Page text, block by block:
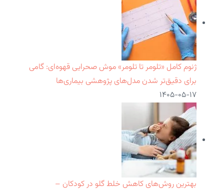
ژنوم کامل «تلومر تا تلومر» موش صحرایی قهوه‌ای: گامی
برای دقیق‌تر شدن مدل‌های پژوهشی بیماری‌ها
۱۴۰۵-۰۵-۱۷
بهترین روش‌های کاهش خلط گلو در کودکان –